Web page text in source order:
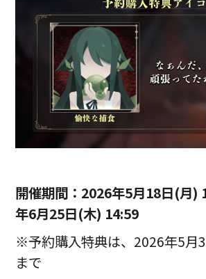
開催期間： 2026年5月18日(月)
年6月25日(木) 14:59
※予約購入特典は、2026年5月
まで